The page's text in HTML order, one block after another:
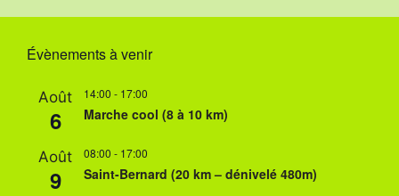
i
g
Évènements à venir
Août
6
14:00 - 17:00
Marche cool (8 à 10 km)
Août
9
08:00 - 17:00
Saint-Bernard (20 km – dénivelé 480m)